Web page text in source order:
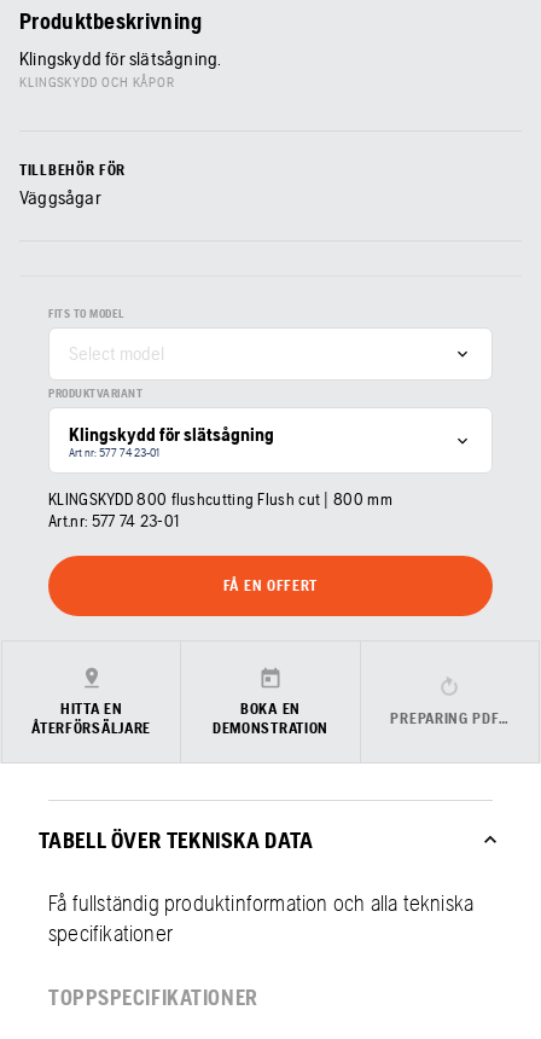
Produktbeskrivning
Klingskydd för slätsågning.
KLINGSKYDD OCH KÅPOR
TILLBEHÖR FÖR
Väggsågar
FITS TO MODEL
Select model
PRODUKTVARIANT
Klingskydd för slätsågning
Art nr: 577 74 23‑01
KLINGSKYDD 800 flushcutting Flush cut | 800 mm
Art.nr: 577 74 23‑01
FÅ EN OFFERT
HITTA EN
ÅTERFÖRSÄLJARE
BOKA EN
DEMONSTRATION
PREPARING PDF…
TABELL ÖVER TEKNISKA DATA
Få fullständig produktinformation och alla tekniska
specifikationer
TOPPSPECIFIKATIONER